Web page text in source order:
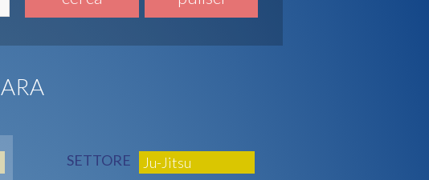
SETTORE
Ju-Jitsu